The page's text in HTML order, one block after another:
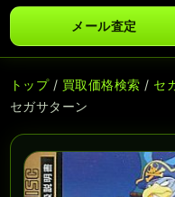
メール査定
トップ/ 買取価格検索 / セ
セガサターン